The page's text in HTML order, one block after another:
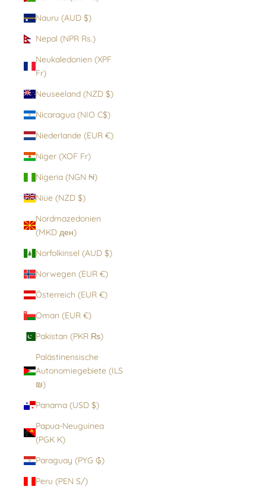
Nauru (AUD $)
Nepal (NPR Rs.)
Neukaledonien (XPF
Fr)
Neuseeland (NZD $)
Nicaragua (NIO C$)
Niederlande (EUR €)
Niger (XOF Fr)
Nigeria (NGN ₦)
Niue (NZD $)
Nordmazedonien
(MKD ден)
Norfolkinsel (AUD $)
Norwegen (EUR €)
Österreich (EUR €)
Oman (EUR €)
Pakistan (PKR ₨)
Palästinensische
Autonomiegebiete (ILS
₪)
Panama (USD $)
Papua-Neuguinea
(PGK K)
Paraguay (PYG ₲)
Peru (PEN S/)